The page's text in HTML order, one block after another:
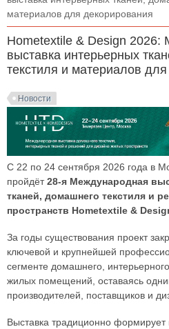
материалов для декорирования
Hometextile & Design 2026:
выставка интерьерных
текстиля и материалов
Новости
С 22 по 24 сентября 2026 года в
пройдёт28-я Международная
тканей, домашнего текстиля и
пространств Hometextile &
За годы существования проект
ключевой и крупнейшей
сегменте домашнего,
жилых помещений, оставаясь
производителей, поставщиков и
Выставка традиционно формирует